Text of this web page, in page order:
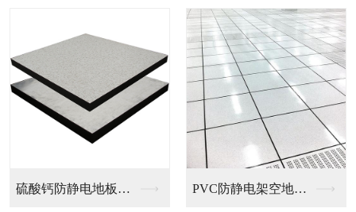
PVC防静电架空地板... 全钢无边防静电地板